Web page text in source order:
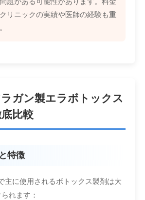
リニックの実績や医師の経験も重
ガン製エラボトックス
比較
特徴
主に使用されるボトックス製剤は大
れます：